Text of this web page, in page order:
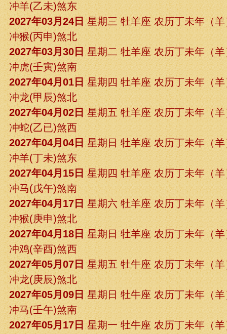
冲羊(乙未)煞东
2027年03月24日 星期三 牡羊座 农历丁未年（
冲猴(丙申)煞北
2027年03月30日 星期二 牡羊座 农历丁未年（
冲虎(壬寅)煞南
2027年04月01日 星期四 牡羊座 农历丁未年（
冲龙(甲辰)煞北
2027年04月02日 星期五 牡羊座 农历丁未年（
冲蛇(乙已)煞西
2027年04月04日 星期日 牡羊座 农历丁未年（
冲羊(丁未)煞东
2027年04月15日 星期四 牡羊座 农历丁未年（
冲马(戊午)煞南
2027年04月17日 星期六 牡羊座 农历丁未年（
冲猴(庚申)煞北
2027年04月18日 星期日 牡羊座 农历丁未年（
冲鸡(辛酉)煞西
2027年05月07日 星期五 牡牛座 农历丁未年（
冲龙(庚辰)煞北
2027年05月09日 星期日 牡牛座 农历丁未年（
冲马(壬午)煞南
2027年05月17日 星期一 牡牛座 农历丁未年（